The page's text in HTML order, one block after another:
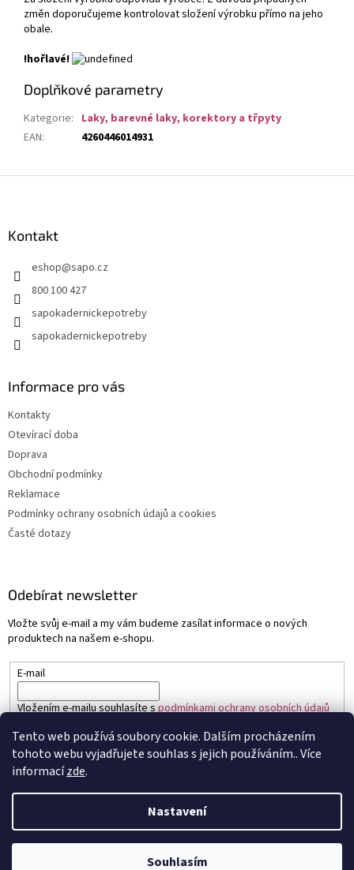
Tento web používá soubory cookie. Dalším procházením
tohoto webu vyjadřujete souhlas s jejich používáním.. Více
informacízde.
Nastavení
Souhlasím
změn doporučujeme kontrolovat složení výrobku přímo na jeho
obale.
!hořlavé!
Doplňkové parametry
Kategorie: Laky, barevné laky, korektory a třpyty
EAN: 4260446014931
Kontakt
eshop@sapo.cz
800 100 427
sapokadernickepotreby
sapokadernickepotreby
Informace pro vás
Kontakty
Otevírací doba
Doprava
Obchodní podmínky
Reklamace
Podmínky ochrany osobních údajů a cookies
Časté dotazy
Odebírat newsletter
Vložte svůj e-mail a my vám budeme zasílat informace o nových
produktech na našem e-shopu.
E-mail
Vložením e-mailu souhlasíte spodmínkami ochrany osobních údajů
PŘIHLÁSIT SE
Vytvořil Shoptet
Sapo.cz. Všechna práva vyhrazena.